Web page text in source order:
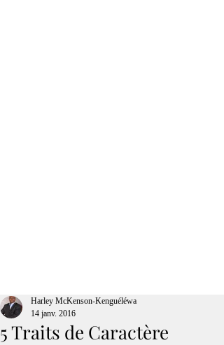
5 Traits de Caractère
Harley McKenson-Kenguéléwa
14 janv. 2016